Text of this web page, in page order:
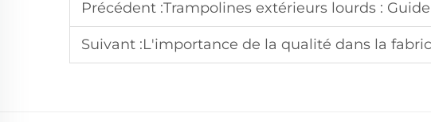
Précédent :Trampolines extérieurs lourds :
Suivant :L'importance de la qualité dans la